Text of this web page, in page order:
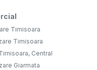
Timisoara
Timisoara
Central
Giarmata